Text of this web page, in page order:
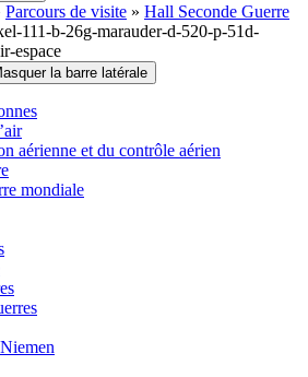
Parcours de visite » Hall Seconde Guerre
111-b-26g-marauder-d-520-p-51d-
espace
la barre latérale
aérienne et du contrôle aérien
mondiale